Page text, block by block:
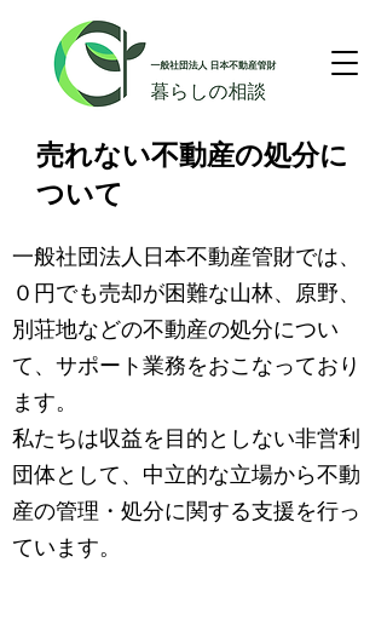
​売れない不動産の処分に
ついて
一般社団法人日本不動産管財では、
０円でも売却が困難な山林、原野、
別荘地などの不動産の処分につい
て、サポート業務をおこなっており
ます。
私たちは収益を目的としない非営利
団体として、中立的な立場から不動
産の管理・処分に関する支援を行っ
ています。